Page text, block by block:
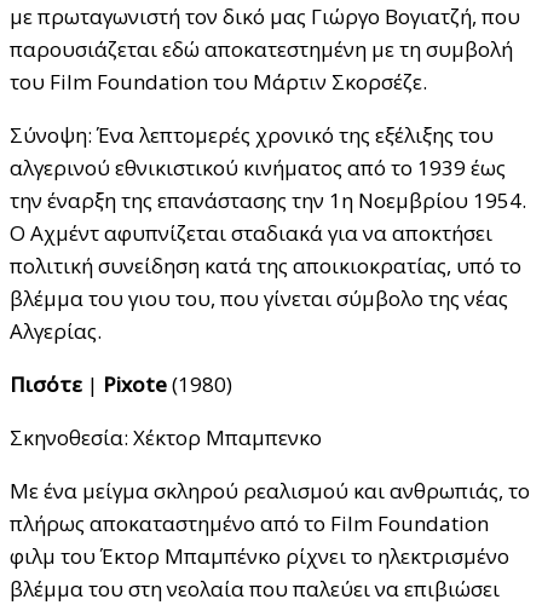
με πρωταγωνιστή τον δικό μας Γιώργο Βογιατζή, που
παρουσιάζεται εδώ αποκατεστημένη με τη συμβολή
του Film Foundation του Μάρτιν Σκορσέζε.
Σύνοψη: Ένα λεπτομερές χρονικό της εξέλιξης του
αλγερινού εθνικιστικού κινήματος από το 1939 έως
την έναρξη της επανάστασης την 1η Νοεμβρίου 1954.
Ο Αχμέντ αφυπνίζεται σταδιακά για να αποκτήσει
πολιτική συνείδηση κατά της αποικιοκρατίας, υπό το
βλέμμα του γιου του, που γίνεται σύμβολο της νέας
Αλγερίας.
Πισότε | Pixote(1980)
Σκηνοθεσία: Χέκτορ Μπαμπενκο
Με ένα μείγμα σκληρού ρεαλισμού και ανθρωπιάς, το
πλήρως αποκαταστημένο από το Film Foundation
φιλμ του Έκτορ Μπαμπένκο ρίχνει το ηλεκτρισμένο
βλέμμα του στη νεολαία που παλεύει να επιβιώσει